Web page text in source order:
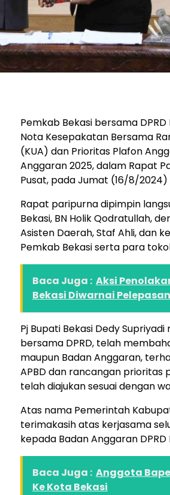
Pemkab Bekasi bersama
Nota Kesepakatan Bersama
(KUA) dan Prioritas Plafon
Anggaran 2025, dalam Rapat
Pusat, pada Jumat (16/8/
Rapat paripurna dipimpin
Bekasi, BN Holik Qodratullah,
Asisten Daerah, Staf Ahli, dan
Pemkab Bekasi serta para
Baca Juga : Aksi
Bekasi Diwarnai
Pj Bupati Bekasi Dedy
bersama DPRD, telah
maupun Badan Anggaran,
APBD dan rancangan prioritas
telah diajukan sesuai dengan
Atas nama Pemerintah
terimakasih atas kerjasama
kepada Badan Anggaran
Baca Juga : Anggota
Ke Kota Bekasi